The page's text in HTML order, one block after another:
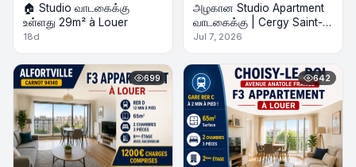
🏠 Studio வாடகைக்கு
உள்ளது 29m² à Louer
18d
அழகான Studio Apartment
வாடகைக்கு | Cergy Saint-
Christophe (RER A)
பகுதியில்
Jul 7, 2026
699 642